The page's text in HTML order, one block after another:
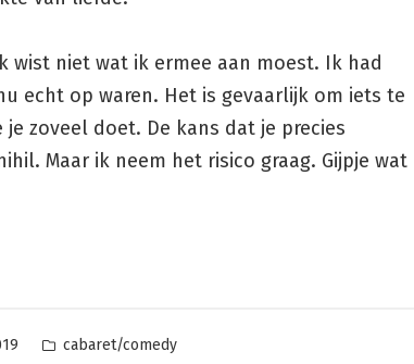
wist niet wat ik ermee aan moest. Ik had
echt op waren. Het is gevaarlijk om iets te
zoveel doet. De kans dat je precies
Maar ik neem het risico graag. Gijpje wat
Posted
cabaret/comedy